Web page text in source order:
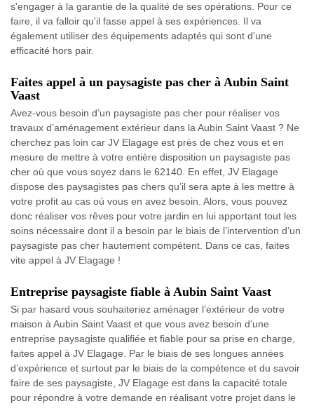
s'engager à la garantie de la qualité de ses opérations. Pour ce
faire, il va falloir qu'il fasse appel à ses expériences. Il va
également utiliser des équipements adaptés qui sont d'une
efficacité hors pair.
Faites appel à un paysagiste pas cher à Aubin Saint
Vaast
Avez-vous besoin d’un paysagiste pas cher pour réaliser vos
travaux d’aménagement extérieur dans la Aubin Saint Vaast ? Ne
cherchez pas loin car JV Elagage est près de chez vous et en
mesure de mettre à votre entière disposition un paysagiste pas
cher où que vous soyez dans le 62140. En effet, JV Elagage
dispose des paysagistes pas chers qu’il sera apte à les mettre à
votre profit au cas où vous en avez besoin. Alors, vous pouvez
donc réaliser vos rêves pour votre jardin en lui apportant tout les
soins nécessaire dont il a besoin par le biais de l’intervention d’un
paysagiste pas cher hautement compétent. Dans ce cas, faites
vite appel à JV Elagage !
Entreprise paysagiste fiable à Aubin Saint Vaast
Si par hasard vous souhaiteriez aménager l’extérieur de votre
maison à Aubin Saint Vaast et que vous avez besoin d’une
entreprise paysagiste qualifiée et fiable pour sa prise en charge,
faites appel à JV Elagage. Par le biais de ses longues années
d’expérience et surtout par le biais de la compétence et du savoir
faire de ses paysagiste, JV Elagage est dans la capacité totale
pour répondre à votre demande en réalisant votre projet dans le